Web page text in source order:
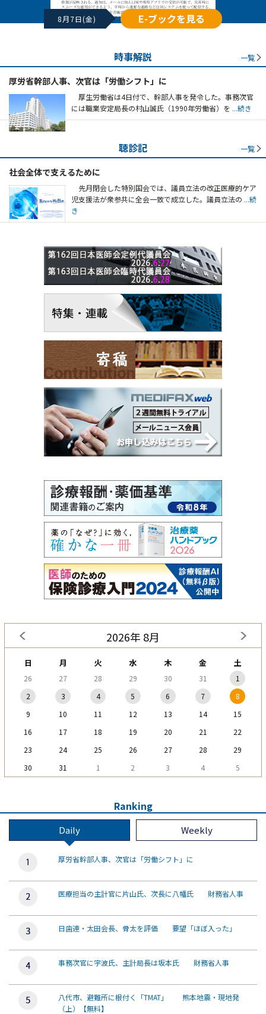
8月7日(金) E-ブックを見る
時事解説 一覧
厚労省幹部人事、次官は「労働シフト」に
厚生労働省は4日付で、幹部人事を発令した。事務次官
には職業安定局長の村山誠氏（1990年労働省）を ...続き
聴診記 一覧
社会全体で支えるために
先月閉会した特別国会では、議員立法の改正医療的ケア
児支援法が衆参共に全会一致で成立した。議員立法の ...続
き
2026年 8月
日 月 火 水 木 金 土
26 27 28 29 30 31
1
2
3 4 5 6 7
8
9
10 11 12 13 14
15
16
17 18 19 20 21
22
23
24 25 26 27 28
29
30
31 1 2 3 4 5
Ranking
Daily Weekly
厚労省幹部人事、次官は「労働シフト」に
医療担当の主計官に片山氏、次長に八幡氏 財務省人事
日歯連・太田会長、骨太を評価 要望「ほぼ入った」
事務次官に宇波氏、主計局長は坂本氏 財務省人事
八代市、避難所に根付く「TMAT」 熊本地震・現地発
（上）【無料】